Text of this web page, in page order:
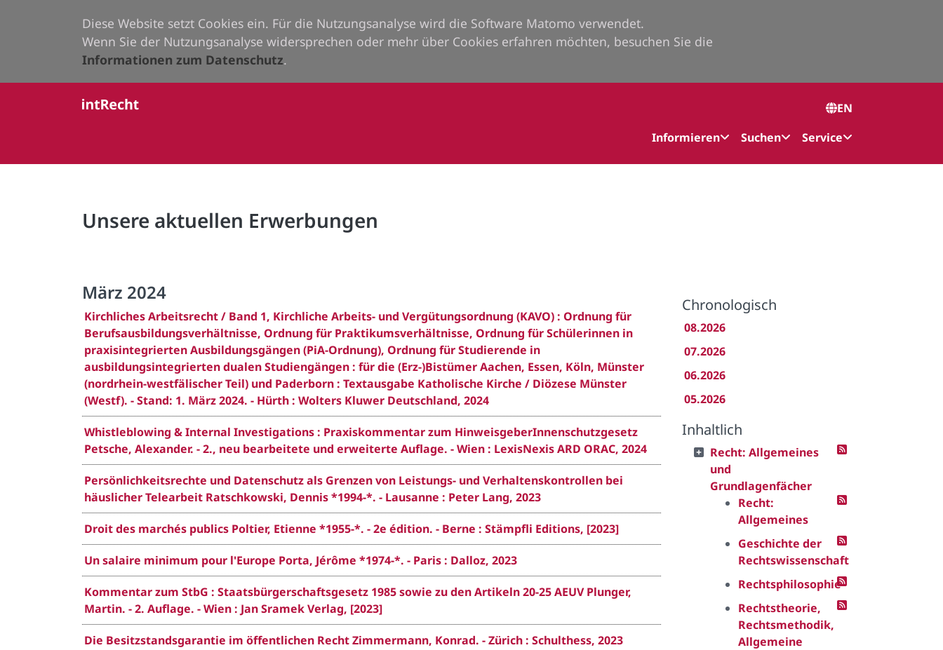
Diese Website setzt Cookies ein. Für die Nutzungsanalyse wird die Software Matomo verwendet.
Wenn Sie der Nutzungsanalyse widersprechen oder mehr über Cookies erfahren möchten, besuchen Sie die
Informationen zum Datenschutz.
EN
Informieren
Suchen Service
Unsere aktuellen Erwerbungen
März 2024
Kirchliches Arbeitsrecht / Band 1, Kirchliche Arbeits- und Vergütungsordnung (KAVO) : Ordnung für
Berufsausbildungsverhältnisse, Ordnung für Praktikumsverhältnisse, Ordnung für Schülerinnen in
praxisintegrierten Ausbildungsgängen (PiA-Ordnung), Ordnung für Studierende in
ausbildungsintegrierten dualen Studiengängen : für die (Erz-)Bistümer Aachen, Essen, Köln, Münster
(nordrhein-westfälischer Teil) und Paderborn : Textausgabe Katholische Kirche / Diözese Münster
(Westf). - Stand: 1. März 2024. - Hürth : Wolters Kluwer Deutschland, 2024
Whistleblowing & Internal Investigations : Praxiskommentar zum HinweisgeberInnenschutzgesetz
Petsche, Alexander. - 2., neu bearbeitete und erweiterte Auflage. - Wien : LexisNexis ARD ORAC, 2024
Persönlichkeitsrechte und Datenschutz als Grenzen von Leistungs- und Verhaltenskontrollen bei
häuslicher Telearbeit Ratschkowski, Dennis *1994-*. - Lausanne : Peter Lang, 2023
Droit des marchés publics Poltier, Etienne *1955-*. - 2e édition. - Berne : Stämpfli Editions, [2023]
Un salaire minimum pour l'Europe Porta, Jérôme *1974-*. - Paris : Dalloz, 2023
Kommentar zum StbG : Staatsbürgerschaftsgesetz 1985 sowie zu den Artikeln 20-25 AEUV Plunger,
Martin. - 2. Auflage. - Wien : Jan Sramek Verlag, [2023]
Die Besitzstandsgarantie im öffentlichen Recht Zimmermann, Konrad. - Zürich : Schulthess, 2023
Chronologisch
08.2026
07.2026
06.2026
05.2026
Inhaltlich
Recht: Allgemeines
und
Grundlagenfächer
Recht:
Allgemeines
Geschichte der
Rechtswissenschaft
Rechtsphilosophie
Rechtstheorie,
Rechtsmethodik,
Allgemeine